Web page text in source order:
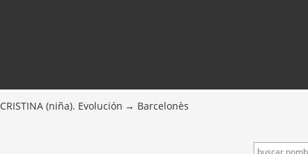
CRISTINA (niña). Evolución Barcelonès